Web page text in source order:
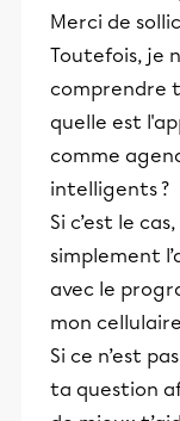
Merci de
Toutefois, je
comprendre
quelle est
comme
intelligents ?
Si c’est le
simplement
avec le
mon
Si ce n’est
ta question